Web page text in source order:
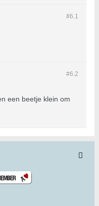
#6.1
#6.2
een beetje klein om